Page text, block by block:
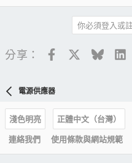
你必須登入或
分享： Facebook
電源供應器
淺色明亮
正體中文（台灣）
連絡我們
使用條款與網站規範